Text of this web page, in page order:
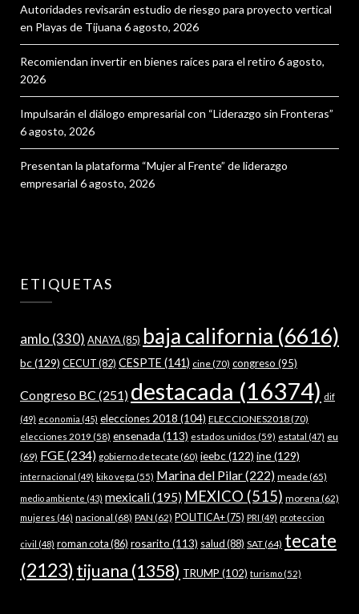
Autoridades revisarán estudio de riesgo para proyecto vertical
en Playas de Tijuana 6 agosto, 2026
Recomiendan invertir en bienes raíces para el retiro 6 agosto,
2026
Impulsarán el diálogo empresarial con “Liderazgo sin Fronteras”
6 agosto, 2026
Presentan la plataforma “Mujer al Frente” de liderazgo
empresarial 6 agosto, 2026
ETIQUETAS
amlo (330) ANAYA(85) baja california (6616)
bc(129) CECUT(82) CESPTE (141) cine(70) congreso (95)
Congreso BC (251) destacada (16374) dif
(49) economia (45) elecciones 2018 (104) ELECCIONES2018(70)
elecciones 2019 (58) ensenada (113) estados unidos (59) estatal (47) eu
(69) FGE(234) gobierno de tecate(60) ieebc(122) ine(129)
internacional (49) kiko vega (55) Marina del Pilar(222) meade(65)
medio ambiente (43) mexicali(195) MEXICO (515) morena (62)
mujeres (46) nacional (68) PAN (62) POLITICA+(75) PRI (49) proteccion
civil (48) roman cota(86) rosarito (113) salud(88) SAT(64) tecate
(2123) tijuana (1358) TRUMP (102) turismo (52)